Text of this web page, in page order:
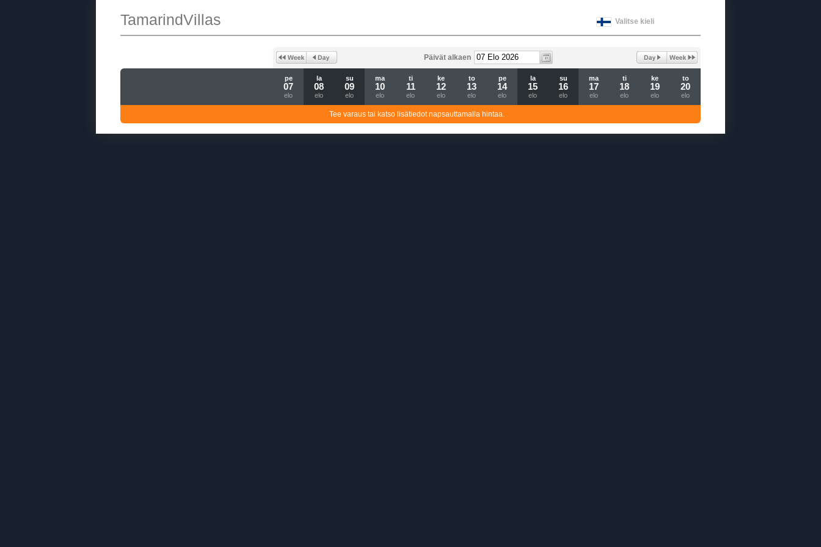
Valitse kieli
TamarindVillas
Päivät alkaen
pe
07
elo
la
08
elo
su
09
elo
ma
10
elo
ti
11
elo
ke
12
elo
to
13
elo
pe
14
elo
la
15
elo
su
16
elo
ma
17
elo
ti
18
elo
ke
19
elo
to
20
elo
Tee varaus tai katso lisätiedot napsauttamalla hintaa.